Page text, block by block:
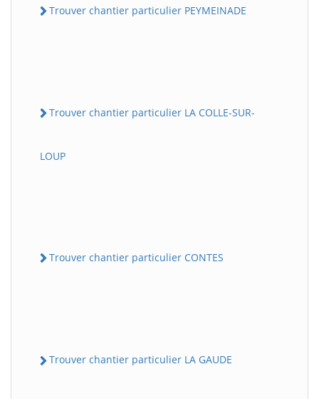
Trouver chantier particulier PEYMEINADE
Trouver chantier particulier LA COLLE-SUR-
LOUP
Trouver chantier particulier CONTES
Trouver chantier particulier LA GAUDE